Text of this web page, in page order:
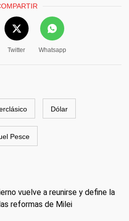
Twitter Whatsapp
Dólar
Pesce
vuelve a reunirse y define la
reformas de Milei